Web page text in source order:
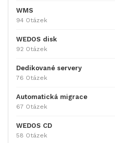
WMS
94 Otázek
WEDOS disk
92 Otázek
Dedikované servery
76 Otázek
Automatická migrace
67 Otázek
WEDOS CD
58 Otázek